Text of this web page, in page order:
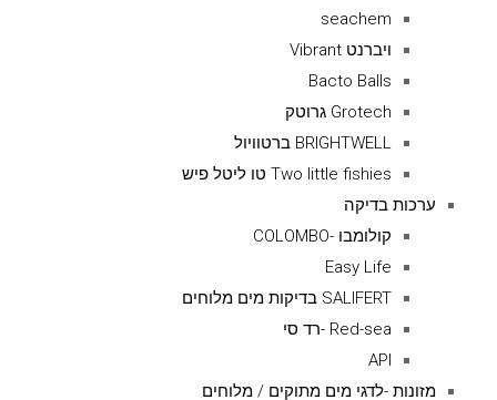
seachem
ויברנט Vibrant
Bacto Balls
Grotech גרוטק
BRIGHTWELL ברטוויול
Two little fishies טו ליטל פיש
ערכות בדיקה
קולומבו -COLOMBO
Easy Life
SALIFERT בדיקות מים מלוחים
Red-sea -רד סי
API
מזונות -לדגי מים מתוקים / מלוחים